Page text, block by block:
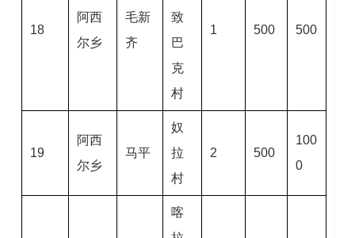
18
阿西
尔乡
毛新
齐
致
巴
克
村
1 500 500
19
阿西
尔乡
马平
奴
拉
村
2 500
100
0
喀